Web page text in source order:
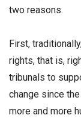
two reasons.
First,
rights, that is,
tribunals to
change since
more and more